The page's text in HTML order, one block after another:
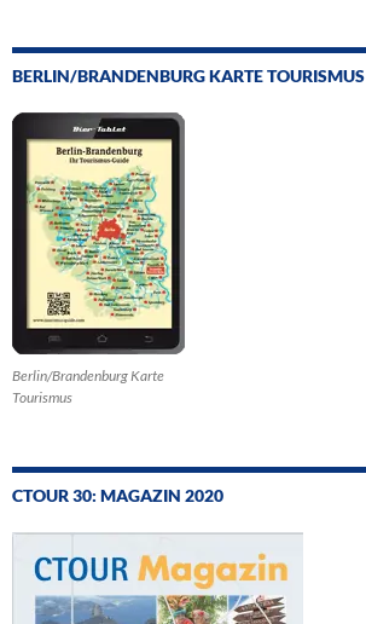
BERLIN/BRANDENBURG KARTE TOURISMUS
Berlin/Brandenburg Karte
Tourismus
CTOUR 30: MAGAZIN 2020